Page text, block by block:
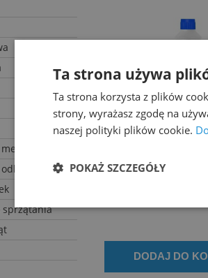
sprzątania
TENZI APC In –
DODAJ DO
Ta strona używa
Ta strona korzysta z plików
strony, wyrażasz zgodę na
naszej polityki plików cookie.
POKAŻ SZCZEGÓŁY